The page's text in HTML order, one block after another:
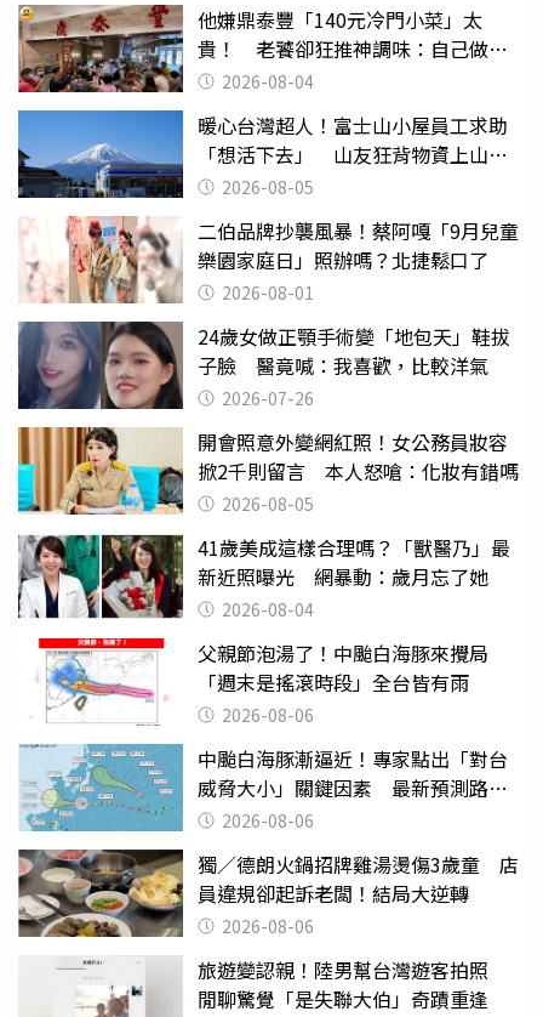
他嫌鼎泰豐「140元冷門小菜」太
貴！ 老饕卻狂推神調味：自己做不
出來2026-08-04
暖心台灣超人！富士山小屋員工求助
「想活下去」 山友狂背物資上山：
台灣真的是寶島
2026-08-05
二伯品牌抄襲風暴！蔡阿嘎「9月兒童
樂園家庭日」照辦嗎？北捷鬆口了
2026-08-01
24歲女做正顎手術變「地包天」鞋拔
子臉 醫竟喊：我喜歡，比較洋氣
2026-07-26
開會照意外變網紅照！女公務員妝容
掀2千則留言 本人怒嗆：化妝有錯嗎
2026-08-05
41歲美成這樣合理嗎？「獸醫乃」最
新近照曝光 網暴動：歲月忘了她
2026-08-04
父親節泡湯了！中颱白海豚來攪局
「週末是搖滾時段」全台皆有雨
2026-08-06
中颱白海豚漸逼近！專家點出「對台
威脅大小」關鍵因素 最新預測路徑
曝 2026-08-06
獨／德朗火鍋招牌雞湯燙傷3歲童 店
員違規卻起訴老闆！結局大逆轉
2026-08-06
旅遊變認親！陸男幫台灣遊客拍照
閒聊驚覺「是失聯大伯」奇蹟重逢